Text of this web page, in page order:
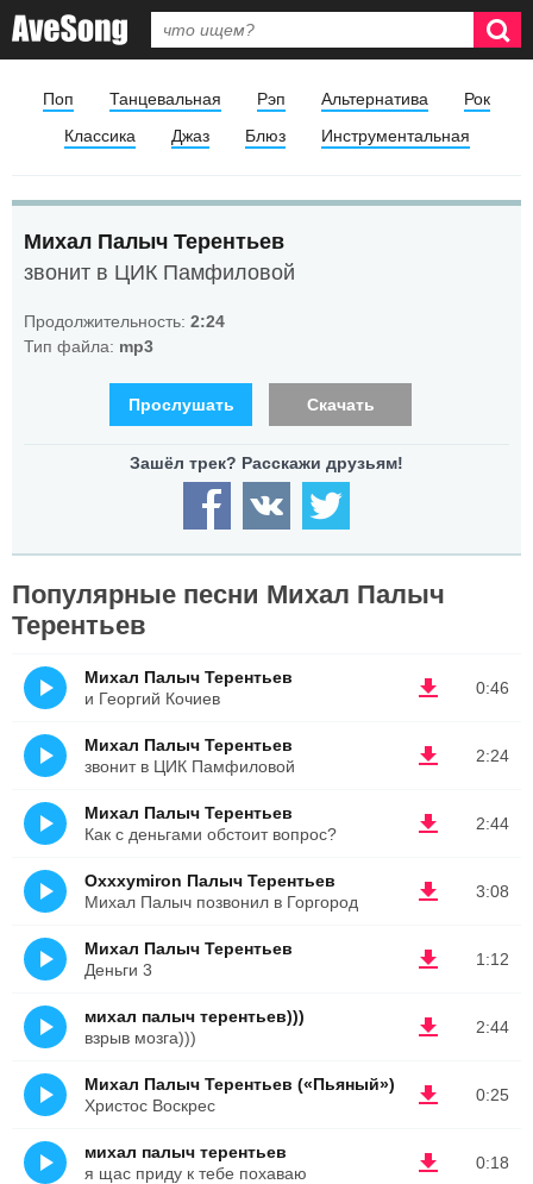
Поп Танцевальная Рэп Альтернатива
Рок
Классика
Джаз Блюз Инструментальная
Михал Палыч Терентьев
звонит в ЦИК Памфиловой
Продолжительность: 2:24
Тип файла: mp3
Прослушать Скачать
Популярные песни Михал Палыч
Терентьев
0:46
Михал Палыч Терентьев
и Георгий Кочиев
2:24
Михал Палыч Терентьев
звонит в ЦИК Памфиловой
2:44
Михал Палыч Терентьев
Как с деньгами обстоит вопрос?
3:08
Oxxxymiron Палыч Терентьев
Михал Палыч позвонил в Горгород
1:12
Михал Палыч Терентьев
Деньги 3
2:44
михал палыч терентьев)))
взрыв мозга)))
0:25
Михал Палыч Терентьев («Пьяный»)
Христос Воскрес
0:18
михал палыч терентьев
я щас приду к тебе похаваю